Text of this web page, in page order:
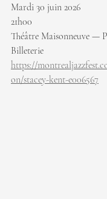
Mardi 30 juin 2026
21h00
Théâtre Maisonneuve —
Billeterie
https://
on/stacey-kent-e006567